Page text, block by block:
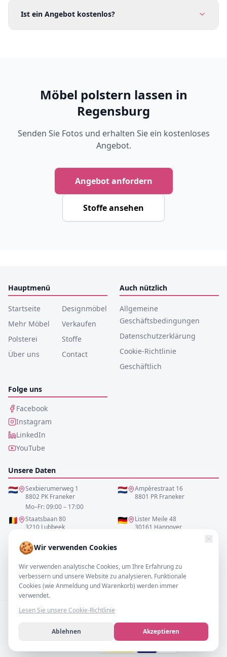
Ist ein Angebot kostenlos?
Möbel polstern lassen in
Regensburg
Senden Sie Fotos und erhalten Sie ein kostenloses
Angebot.
Angebot anfordern
Stoffe ansehen
🍪Wir verwenden Cookies
Wir verwenden analytische Cookies, um Ihre Erfahrung zu
verbessern und unsere Website zu analysieren. Funktionale
Cookies (wie Anmeldung und Warenkorb) werden immer
verwendet.
Lesen Sie unsere Cookie-Richtlinie
Ablehnen Akzeptieren
Hauptmenü
Startseite
Designmöbel
Mehr Möbel
Verkaufen
Polsterei
Stoffe
Über uns
Contact
Auch nützlich
Allgemeine
Geschäftsbedingungen
Datenschutzerklärung
Cookie-Richtlinie
Geschäftlich
Folge uns
Facebook
Instagram
LinkedIn
YouTube
Unsere Daten
🇳🇱
Sexbierumerweg 1
8802 PK Franeker
Mo–Fr: 09:00 – 17:00
🇳🇱
Ampèrestraat 16
8801 PR Franeker
🇧🇪
Staatsbaan 80
3210 Lubbeek
🇩🇪
Lister Meile 48
30161 Hannover
0517-700521
info@resofa.nl
©2026– resofa.com |
Alle Rechte vorbehalten.